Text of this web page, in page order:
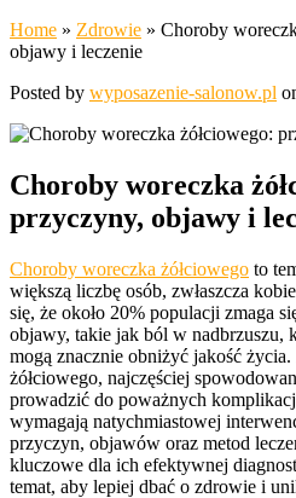
Home » Zdrowie » Choroby
objawy i leczenie
Posted by wyposazenie-salonow.pl
Choroby woreczka
przyczyny, objawy i
Choroby woreczka żółciowego to
większą liczbę osób, zwłaszcza
się, że około 20% populacji zmaga
objawy, takie jak ból w nadbrzuszu,
mogą znacznie obniżyć jakość
żółciowego, najczęściej
prowadzić do poważnych
wymagają natychmiastowej
przyczyn, objawów oraz metod
kluczowe dla ich efektywnej
temat, aby lepiej dbać o zdrowie i